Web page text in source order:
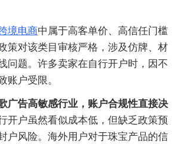
境电商中属于高客单价、高信任门槛
策对该类目审核严格，涉及仿牌、材
问题。许多卖家在自行开户时，因不
账户受限。
广告高敏感行业，账户合规性直接决
开户虽然看似成本低，但缺乏政策预
户风险。海外用户对于珠宝产品的信